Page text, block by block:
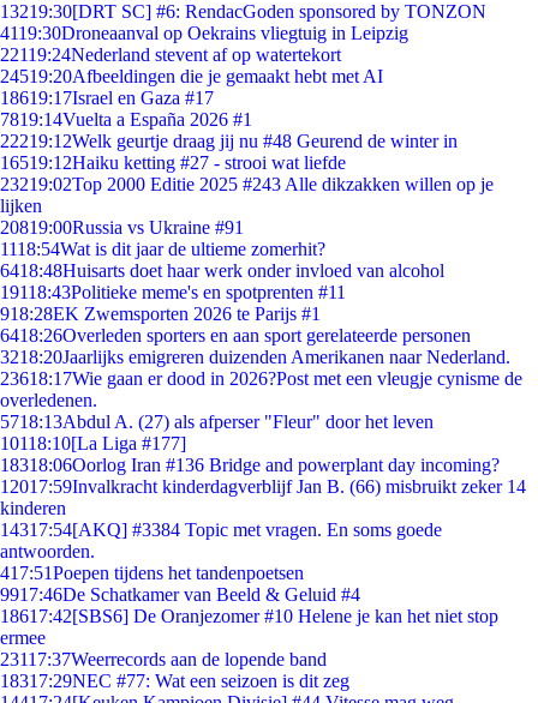
13219:30[DRT SC] #6: RendacGoden sponsored by TONZON
4119:30Droneaanval op Oekrains vliegtuig in Leipzig
22119:24Nederland stevent af op watertekort
24519:20Afbeeldingen die je gemaakt hebt met AI
18619:17Israel en Gaza #17
7819:14Vuelta a España 2026 #1
22219:12Welk geurtje draag jij nu #48 Geurend de winter in
16519:12Haiku ketting #27 - strooi wat liefde
23219:02Top 2000 Editie 2025 #243 Alle dikzakken willen op je
lijken
20819:00Russia vs Ukraine #91
1118:54Wat is dit jaar de ultieme zomerhit?
6418:48Huisarts doet haar werk onder invloed van alcohol
19118:43Politieke meme's en spotprenten #11
918:28EK Zwemsporten 2026 te Parijs #1
6418:26Overleden sporters en aan sport gerelateerde personen
3218:20Jaarlijks emigreren duizenden Amerikanen naar Nederland.
23618:17Wie gaan er dood in 2026?Post met een vleugje cynisme de
overledenen.
5718:13Abdul A. (27) als afperser "Fleur" door het leven
10118:10[La Liga #177]
18318:06Oorlog Iran #136 Bridge and powerplant day incoming?
12017:59Invalkracht kinderdagverblijf Jan B. (66) misbruikt zeker 14
kinderen
14317:54[AKQ] #3384 Topic met vragen. En soms goede
antwoorden.
417:51Poepen tijdens het tandenpoetsen
9917:46De Schatkamer van Beeld & Geluid #4
18617:42[SBS6] De Oranjezomer #10 Helene je kan het niet stop
ermee
23117:37Weerrecords aan de lopende band
18317:29NEC #77: Wat een seizoen is dit zeg